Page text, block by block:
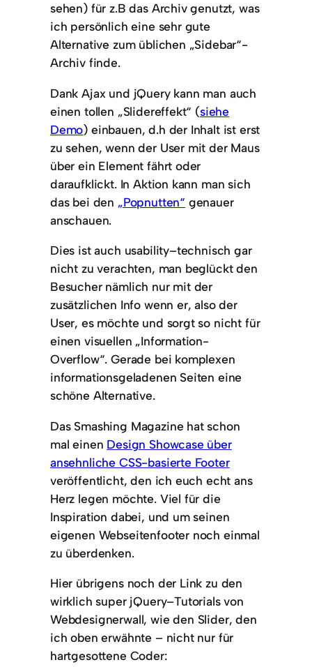
sehen) für z.B das Archiv genutzt, was
ich persönlich eine sehr gute
Alternative zum üblichen „Sidebar“-
Archiv finde.
Dank Ajax und jQuery kann man auch
einen tollen „Slidereffekt“ (siehe
Demo) einbauen, d.h der Inhalt ist erst
zu sehen, wenn der User mit der Maus
über ein Element fährt oder
daraufklickt. In Aktion kann man sich
das bei den „Popnutten“ genauer
anschauen.
Dies ist auch usability–technisch gar
nicht zu verachten, man beglückt den
Besucher nämlich nur mit der
zusätzlichen Info wenn er, also der
User, es möchte und sorgt so nicht für
einen visuellen „Information-
Overflow“. Gerade bei komplexen
informationsgeladenen Seiten eine
schöne Alternative.
Das Smashing Magazine hat schon
mal einen Design Showcase über
ansehnliche CSS-basierte Footer
veröffentlicht, den ich euch echt ans
Herz legen möchte. Viel für die
Inspiration dabei, und um seinen
eigenen Webseitenfooter noch einmal
zu überdenken.
Hier übrigens noch der Link zu den
wirklich super jQuery–Tutorials von
Webdesignerwall, wie den Slider, den
ich oben erwähnte – nicht nur für
hartgesottene Coder: